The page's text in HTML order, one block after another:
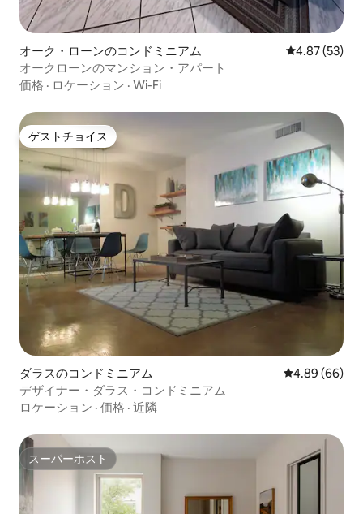
オーク・ローンのコンドミニアム レビュー53
4.87 (53)
オークローンのマンション・アパート
価格 · ロケーション · Wi-Fi
ゲストチョイス
ゲストチョイス
ダラスのコンドミニアム レビュー66件
4.89 (66)
デザイナー・ダラス・コンドミニアム
ロケーション · 価格 · 近隣
スーパーホスト
スーパーホスト